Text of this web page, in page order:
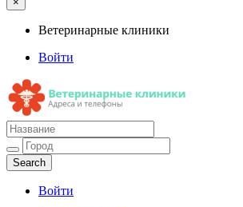
Ветеринарные клиники
Войти
Ветеринарные клиники
Адреса и телефоны
Войти